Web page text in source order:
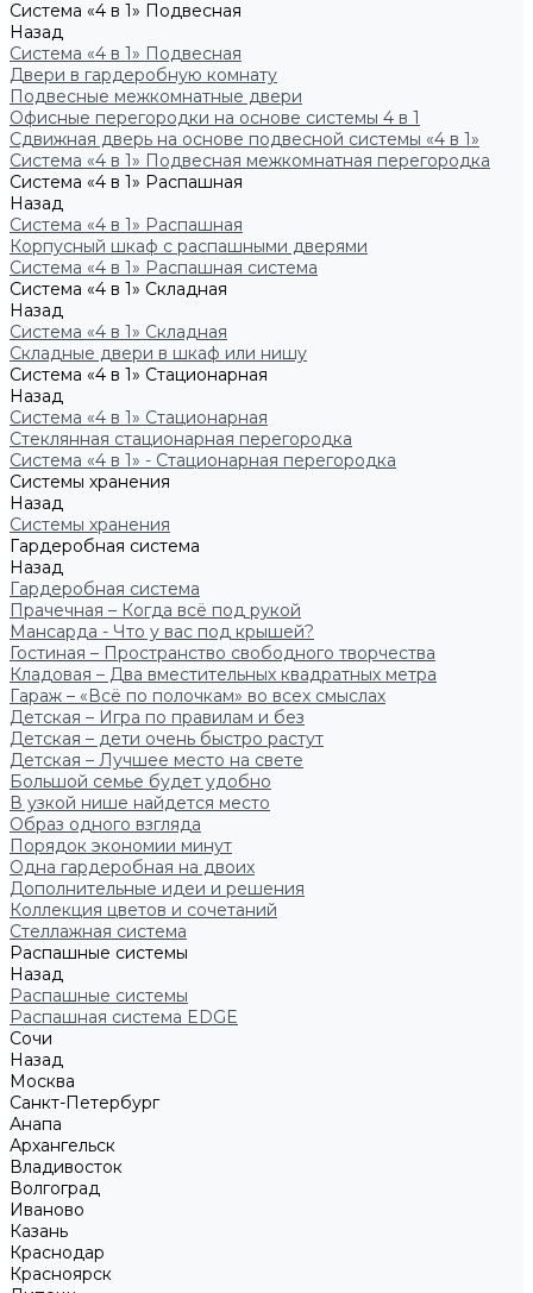
Система «4 в 1» Подвесная
Назад
Система «4 в 1» Подвесная
Двери в гардеробную комнату
Подвесные межкомнатные двери
Офисные перегородки на основе системы 4 в 1
Сдвижная дверь на основе подвесной системы «4 в 1»
Система «4 в 1» Подвесная межкомнатная перегородка
Система «4 в 1» Распашная
Назад
Система «4 в 1» Распашная
Корпусный шкаф с распашными дверями
Система «4 в 1» Распашная система
Система «4 в 1» Складная
Назад
Система «4 в 1» Складная
Складные двери в шкаф или нишу
Система «4 в 1» Стационарная
Назад
Система «4 в 1» Стационарная
Стеклянная стационарная перегородка
Система «4 в 1» - Стационарная перегородка
Системы хранения
Назад
Системы хранения
Гардеробная система
Назад
Гардеробная система
Прачечная – Когда всё под рукой
Мансарда - Что у вас под крышей?
Гостиная – Пространство свободного творчества
Кладовая – Два вместительных квадратных метра
Гараж – «Всё по полочкам» во всех смыслах
Детская – Игра по правилам и без
Детская – дети очень быстро растут
Детская – Лучшее место на свете
Большой семье будет удобно
В узкой нише найдется место
Образ одного взгляда
Порядок экономии минут
Одна гардеробная на двоих
Дополнительные идеи и решения
Коллекция цветов и сочетаний
Стеллажная система
Распашные системы
Назад
Распашные системы
Распашная система EDGE
Сочи
Назад
Москва
Санкт-Петербург
Анапа
Архангельск
Владивосток
Волгоград
Иваново
Казань
Краснодар
Красноярск